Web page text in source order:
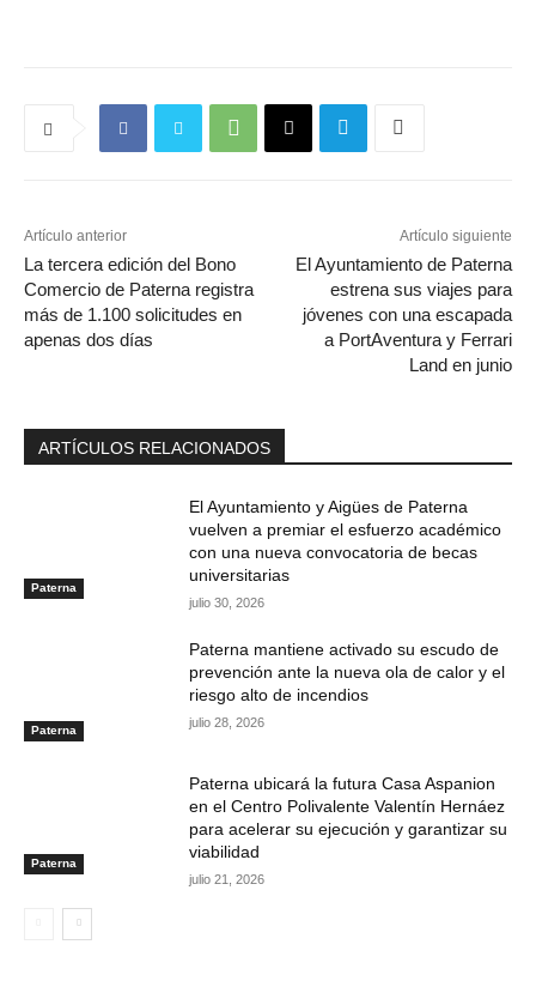
Artículo anterior
La tercera edición del Bono
Comercio de Paterna registra
más de 1.100 solicitudes en
apenas dos días
Artículo siguiente
El Ayuntamiento de Paterna
estrena sus viajes para
jóvenes con una escapada
a PortAventura y Ferrari
Land en junio
ARTÍCULOS RELACIONADOS
Paterna
El Ayuntamiento y Aigües de Paterna
vuelven a premiar el esfuerzo académico
con una nueva convocatoria de becas
universitarias
julio 30, 2026
Paterna
Paterna mantiene activado su escudo de
prevención ante la nueva ola de calor y el
riesgo alto de incendios
julio 28, 2026
Paterna
Paterna ubicará la futura Casa Aspanion
en el Centro Polivalente Valentín Hernáez
para acelerar su ejecución y garantizar su
viabilidad
julio 21, 2026